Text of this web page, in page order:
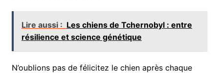
Lire aussi : Les chiens de Tchernobyl : entre
résilience et science génétique
N’oublions pas de félicitez le chien après chaque